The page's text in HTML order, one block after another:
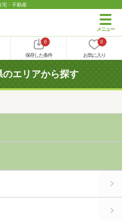
宅・不動産
0
保存した条件
0
お気に入り
エリアから探す